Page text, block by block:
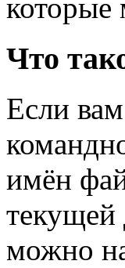
которые
Что
Если
имён
текущей
можно